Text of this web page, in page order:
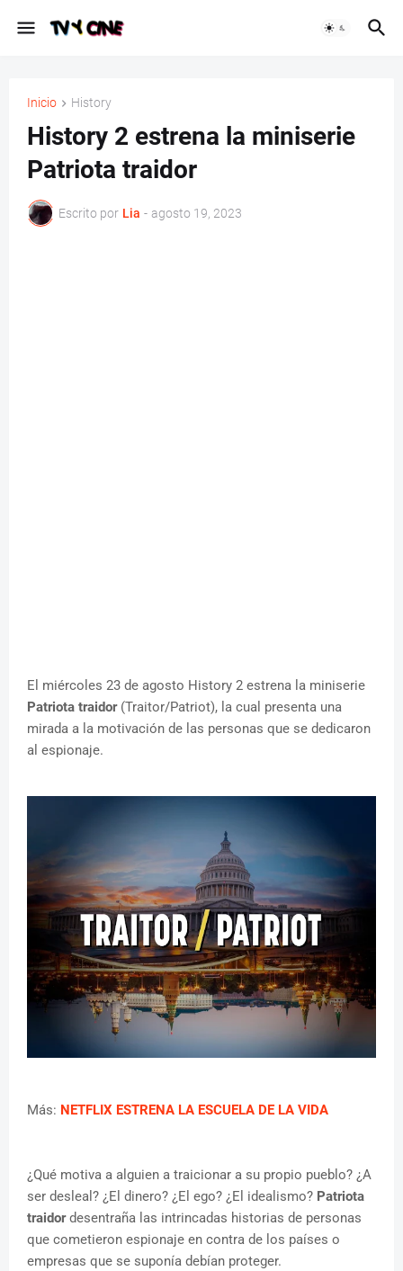
Inicio History
History 2 estrena la miniserie
Patriota traidor
Escrito por Lia - agosto 19, 2023
El miércoles 23 de agosto History 2 estrena la miniserie
Patriota traidor(Traitor/Patriot), la cual presenta una
mirada a la motivación de las personas que se dedicaron
al espionaje.
Más: NETFLIX ESTRENA LA ESCUELA DE LA VIDA
¿Qué motiva a alguien a traicionar a su propio pueblo? ¿A
ser desleal? ¿El dinero? ¿El ego? ¿El idealismo? Patriota
traidordesentraña las intrincadas historias de personas
que cometieron espionaje en contra de los países o
empresas que se suponía debían proteger.